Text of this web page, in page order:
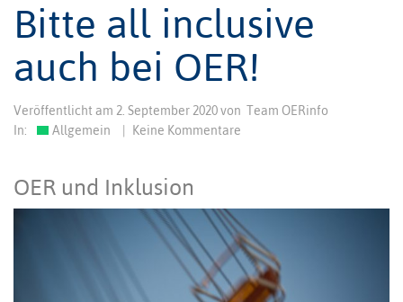
Bitte all inclusive
auch bei OER!
Veröffentlicht am 2. September 2020von Team OERinfo
In:
Allgemein Keine Kommentare
OER und Inklusion